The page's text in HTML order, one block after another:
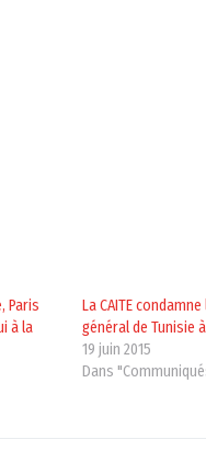
Paris
à la
La CAITE
général de Tunisie
19 juin 2015
Dans